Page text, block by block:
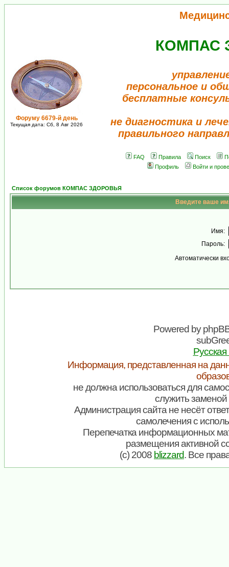
Форуму 6679-й день
Текущая дата: Сб, 8 Авг 2026
КОМПАС
персональное и
бесплатные
не диагностика и
правильного
FAQ Правила Поиск
Профиль
Войти и
Список форумов КОМПАС ЗДОРОВЬЯ
Введите ваше
Имя:
Пароль:
Автоматически
Powered by
Информация, представленная на
не должна использоваться для
служить заменой
Администрация сайта не несёт
самолечения с
Перепечатка информационных
размещения активной
(c) 2008 blizzard. Все